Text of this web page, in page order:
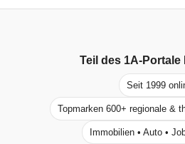
Teil des 1A-Portale
Seit 1999
Topmarken 600+ regionale &
Immobilien • Auto •